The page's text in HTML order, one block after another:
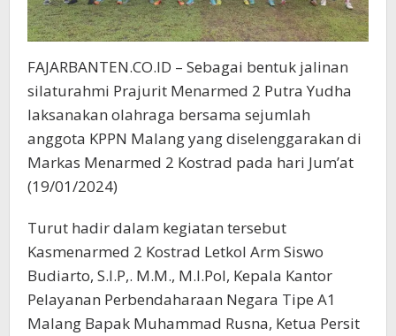
FAJARBANTEN.CO.ID – Sebagai bentuk jalinan
silaturahmi Prajurit Menarmed 2 Putra Yudha
laksanakan olahraga bersama sejumlah
anggota KPPN Malang yang diselenggarakan di
Markas Menarmed 2 Kostrad pada hari Jum’at
(19/01/2024)
Turut hadir dalam kegiatan tersebut
Kasmenarmed 2 Kostrad Letkol Arm Siswo
Budiarto, S.I.P,. M.M., M.I.Pol, Kepala Kantor
Pelayanan Perbendaharaan Negara Tipe A1
Malang Bapak Muhammad Rusna, Ketua Persit